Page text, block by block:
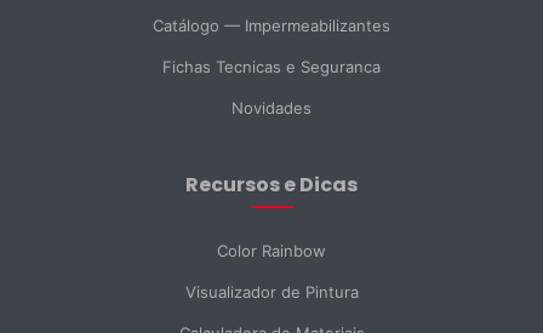
Catálogo — Impermeabilizantes
Fichas Tecnicas e Seguranca
Novidades
Recursos e Dicas
Color Rainbow
Visualizador de Pintura